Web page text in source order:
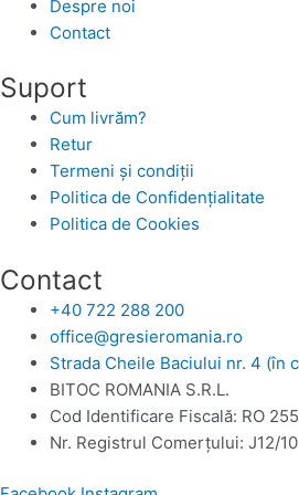
Despre noi
Contact
Suport
Cum livrăm?
Retur
Termeni și condiții
Politica de Confidențialitate
Politica de Cookies
Contact
+40 722 288 200
office@gresieromania.ro
Strada Cheile Baciului nr. 4 (în
BITOC ROMANIA S.R.L.
Cod Identificare Fiscală: RO
Nr. Registrul Comerţului: J12/